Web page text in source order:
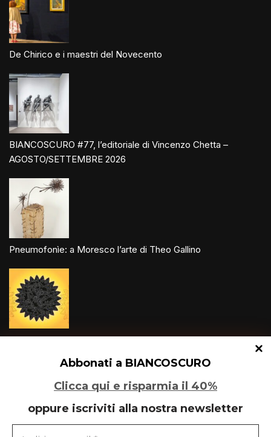
Abbonati a BIANCOSCURO
Clicca qui e risparmia il 40%
oppure iscriviti alla nostra newsletter
De Chirico e i maestri del Novecento
BIANCOSCURO #77, l’editoriale di Vincenzo Chetta –
AGOSTO/SETTEMBRE 2026
Pneumofonìe: a Moresco l’arte di Theo Gallino
Un glitch quantico tra Varese e Maleo